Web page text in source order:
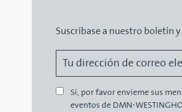
Suscríbase a nuestro boletín
Sí, por favor envíeme sus
eventos de DMN-